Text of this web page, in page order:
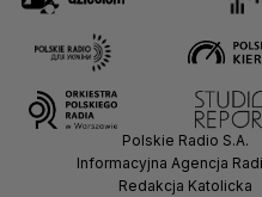
Polskie Radio S.A.
Informacyjna Agencja
Redakcja Katolicka